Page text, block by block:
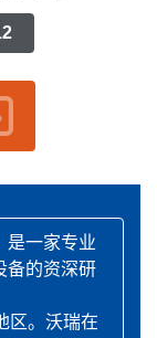
是一家专业
备的资深研
区。沃瑞在